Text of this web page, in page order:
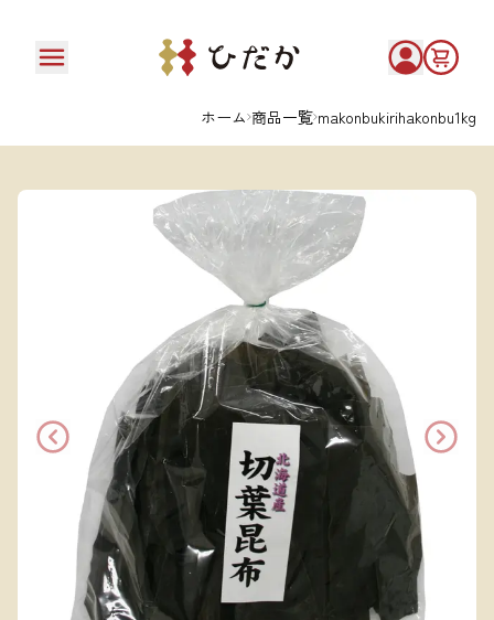
ホーム 商品一覧 makonbukirihakonbu1kg